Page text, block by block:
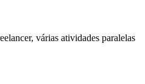
várias atividades paralelas